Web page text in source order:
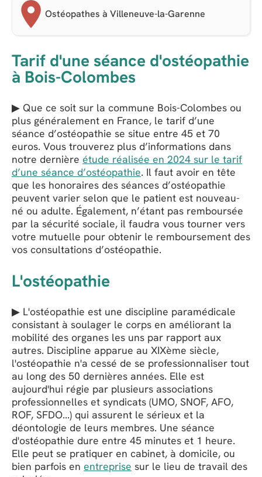
Ostéopathes à Villeneuve-la-Garenne
Tarif d'une séance d'ostéopathie
à Bois-Colombes
▶ Que ce soit sur la commune Bois-Colombes ou
plus généralement en France, le tarif d’une
séance d’ostéopathie se situe entre 45 et 70
euros. Vous trouverez plus d’informations dans
notre dernière étude réalisée en 2024 sur le tarif
d’une séance d’ostéopathie. Il faut avoir en tête
que les honoraires des séances d’ostéopathie
peuvent varier selon que le patient est nouveau-
né ou adulte. Également, n’étant pas remboursée
par la sécurité sociale, il faudra vous tourner vers
votre mutuelle pour obtenir le remboursement des
vos consultations d’ostéopathie.
L'ostéopathie
▶ L'ostéopathie est une discipline paramédicale
consistant à soulager le corps en améliorant la
mobilité des organes les uns par rapport aux
autres. Discipline apparue au XIXème siècle,
l'ostéopathie n'a cessé de se professionnaliser tout
au long des 50 dernières années. Elle est
aujourd'hui régie par plusieurs associations
professionnelles et syndicats (UMO, SNOF, AFO,
ROF, SFDO...) qui assurent le sérieux et la
déontologie de leurs membres. Une séance
d'ostéopathie dure entre 45 minutes et 1 heure.
Elle peut se pratiquer en cabinet, à domicile, ou
bien parfois en entreprise sur le lieu de travail des